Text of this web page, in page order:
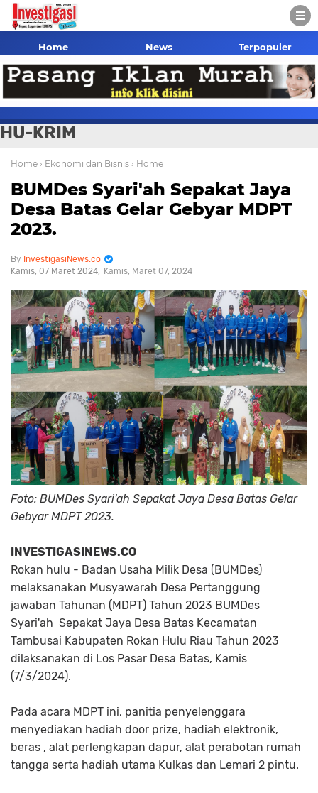
Home News Terpopuler
HU-KRIM
Home › Ekonomi dan Bisnis › Home
BUMDes Syari'ah Sepakat Jaya
Desa Batas Gelar Gebyar MDPT
2023.
InvestigasiNews.co
Kamis, 07 Maret 2024
Kamis, Maret 07, 2024
Foto: BUMDes Syari'ah Sepakat Jaya Desa Batas Gelar
Gebyar MDPT 2023.
INVESTIGASINEWS.CO
Rokan hulu - Badan Usaha Milik Desa (BUMDes)
melaksanakan Musyawarah Desa Pertanggung
jawaban Tahunan (MDPT) Tahun 2023 BUMDes
Syari'ah Sepakat Jaya Desa Batas Kecamatan
Tambusai Kabupaten Rokan Hulu Riau Tahun 2023
dilaksanakan di Los Pasar Desa Batas, Kamis
(7/3/2024).
Pada acara MDPT ini, panitia penyelenggara
menyediakan hadiah door prize, hadiah elektronik,
beras , alat perlengkapan dapur, alat perabotan rumah
tangga serta hadiah utama Kulkas dan Lemari 2 pintu.